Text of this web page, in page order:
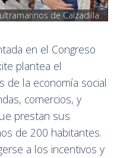
de Calzadilla
en el Congreso
plantea el
de la economía social
comercios, y
prestan sus
de 200 habitantes.
a los incentivos y